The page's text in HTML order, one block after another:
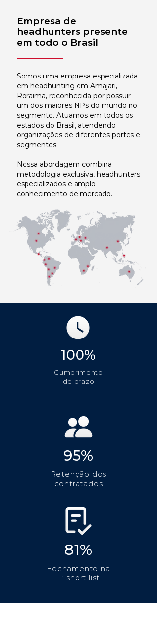
Empresa de
headhunters presente
em todo o Brasil
Somos uma empresa especializada
em headhunting em Amajari,
Roraima, reconhecida por possuir
um dos maiores NPs do mundo no
segmento. Atuamos em todos os
estados do Brasil, atendendo
organizações de diferentes portes e
segmentos.
Nossa abordagem combina
metodologia exclusiva, headhunters
especializados e amplo
conhecimento de mercado.
100%
Cumprimento
de prazo
95%
Retenção dos
contratados
81%
Fechamento na
1ª short list